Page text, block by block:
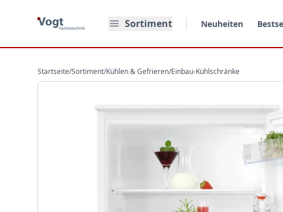
Sortiment
Neuheiten
Startseite/Sortiment/Kühlen & Gefrieren/Einbau-Kühlschränke